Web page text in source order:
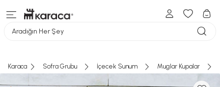
Aradığın Her Şey
Karaca Sofra Grubu İçecek Sunum Muglar Kupalar